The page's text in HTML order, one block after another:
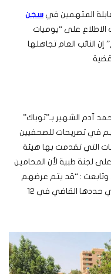
المتهمين في سجن
الاطلاع على “يوميات
النائب العام تجاهلها
آدم الشهير بـ”توباك”
في تصريحات للصحفيين
التي تقدمت بها هيئة
لجنة طبية لأن المحامين
وتابعت : “قد يتم عرضهم
على اللجنة الطبية قبل الجلسة القادمة التي حددها القاضي في 12